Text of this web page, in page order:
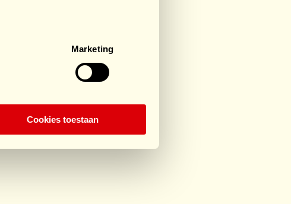
Marketing
Cookies toestaan